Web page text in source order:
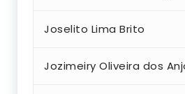
Joselito Lima Brito
Jozimeiry Oliveira dos